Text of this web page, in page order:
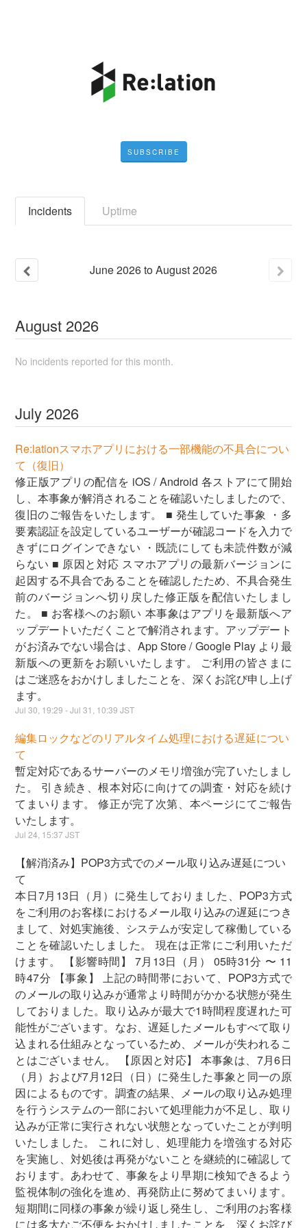
SUBSCRIBE
Incidents Uptime
June2026toAugust2026
August 2026
No incidents reported for this month.
July 2026
Re:lationスマホアプリにおける一部機能の不具合につい
て（復旧）
修正版アプリの配信を iOS / Android 各ストアにて開始
し、本事象が解消されることを確認いたしましたので、
復旧のご報告をいたします。 ■ 発生していた事象 ・多
要素認証を設定しているユーザーが確認コードを入力で
きずにログインできない ・既読にしても未読件数が減
らない ■ 原因と対応 スマホアプリの最新バージョンに
起因する不具合であることを確認したため、不具合発生
前のバージョンへ切り戻した修正版を配信いたしまし
た。 ■ お客様へのお願い 本事象はアプリを最新版へア
ップデートいただくことで解消されます。アップデート
がお済みでない場合は、App Store / Google Play より最
新版への更新をお願いいたします。 ご利用の皆さまに
はご迷惑をおかけしましたことを、深くお詫び申し上げ
ます。
Jul30 19:29 - Jul31 10:39 JST
編集ロックなどのリアルタイム処理における遅延につい
て
暫定対応であるサーバーのメモリ増強が完了いたしまし
た。 引き続き、根本対応に向けての調査・対応を続け
てまいります。 修正が完了次第、本ページにてご報告
いたします。
Jul24 15:37 JST
【解消済み】POP3方式でのメール取り込み遅延につい
て
本日7月13日（月）に発生しておりました、POP3方式
をご利用のお客様におけるメール取り込みの遅延につき
まして、対処実施後、システムが安定して稼働している
ことを確認いたしました。 現在は正常にご利用いただ
けます。 【影響時間】 7月13日（月） 05時31分 〜 11
時47分 【事象】 上記の時間帯において、POP3方式で
のメールの取り込みが通常より時間がかかる状態が発生
しておりました。取り込みが最大で1時間程度遅れた可
能性がございます。なお、遅延したメールもすべて取り
込まれる仕組みとなっているため、メールが失われるこ
とはございません。 【原因と対応】 本事象は、7月6日
（月）および7月12日（日）に発生した事象と同一の原
因によるものです。調査の結果、メールの取り込み処理
を行うシステムの一部において処理能力が不足し、取り
込みが正常に実行されない状態となっていたことが判明
いたしました。 これに対し、処理能力を増強する対応
を実施し、対処後は再発がないことを継続的に確認して
おります。あわせて、事象をより早期に検知できるよう
監視体制の強化を進め、再発防止に努めてまいります。
短期間に同様の事象が繰り返し発生し、ご利用のお客様
には多大なご不便をおかけしましたことを、深くお詫び